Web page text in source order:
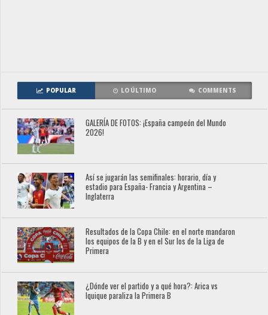
POPULAR LO ÚLTIMO COMMENTS
GALERÍA DE FOTOS: ¡España campeón del Mundo
2026!
Así se jugarán las semifinales: horario, día y
estadio para España- Francia y Argentina –
Inglaterra
Resultados de la Copa Chile: en el norte mandaron
los equipos de la B y en el Sur los de la Liga de
Primera
¿Dónde ver el partido y a qué hora?: Arica vs
Iquique paraliza la Primera B